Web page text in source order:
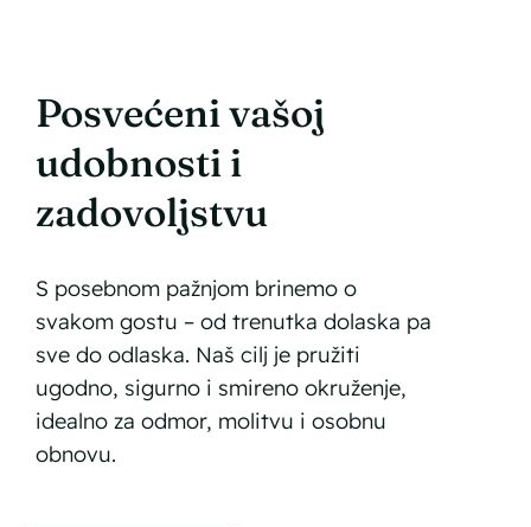
Posvećeni vašoj
udobnosti i
zadovoljstvu
S posebnom pažnjom brinemo o
svakom gostu – od trenutka dolaska pa
sve do odlaska. Naš cilj je pružiti
ugodno, sigurno i smireno okruženje,
idealno za odmor, molitvu i osobnu
obnovu.